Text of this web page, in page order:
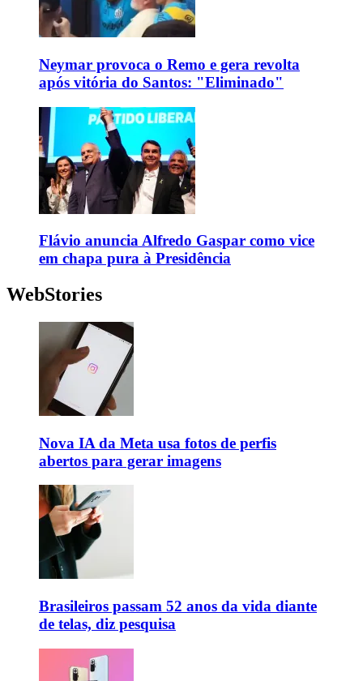
Neymar provoca o Remo e gera revolta
após vitória do Santos: "Eliminado"
Flávio anuncia Alfredo Gaspar como vice
em chapa pura à Presidência
WebStories
Nova IA da Meta usa fotos de perfis
abertos para gerar imagens
Brasileiros passam 52 anos da vida diante
de telas, diz pesquisa